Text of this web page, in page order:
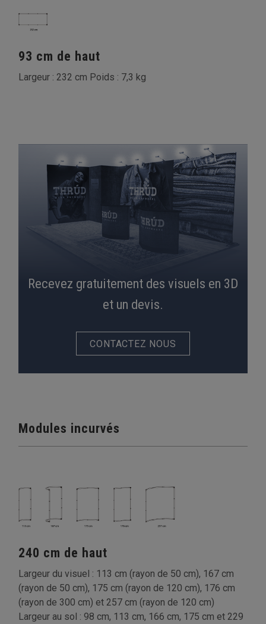
93 cm de haut
Largeur : 232 cm Poids : 7,3 kg
Recevez gratuitement des visuels en 3D
et un devis.
CONTACTEZ NOUS
Modules incurvés
240 cm de haut
Largeur du visuel : 113 cm (rayon de 50 cm), 167 cm
(rayon de 50 cm), 175 cm (rayon de 120 cm), 176 cm
(rayon de 300 cm) et 257 cm (rayon de 120 cm)
Largeur au sol : 98 cm, 113 cm, 166 cm, 175 cm et 229